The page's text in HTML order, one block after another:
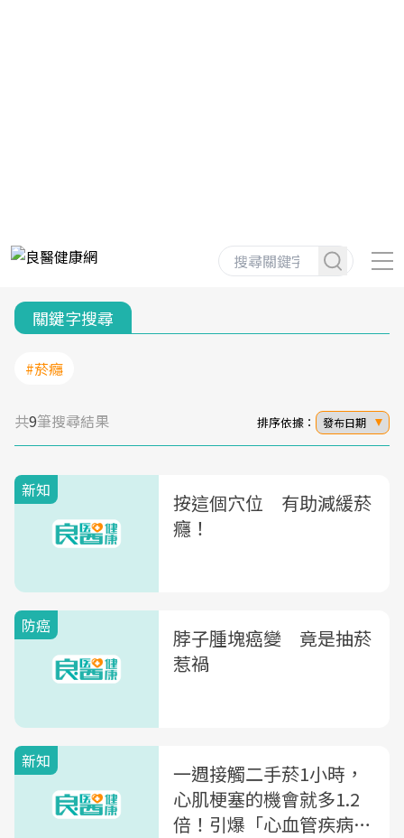
關鍵字搜尋
#菸癮
共9筆搜尋結果 排序依據： 發布日期
新知
按這個穴位 有助減緩菸
癮！
防癌
脖子腫塊癌變 竟是抽菸
惹禍
新知
一週接觸二手菸1小時，
心肌梗塞的機會就多1.2
倍！引爆「心血管疾病」